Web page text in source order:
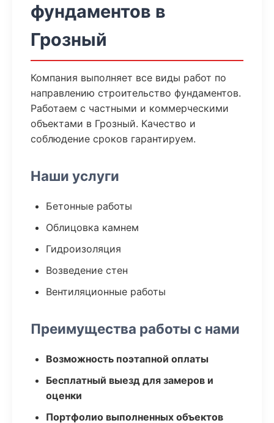
фундаментов в
Грозный
Компания выполняет все виды работ по
направлению строительство фундаментов.
Работаем с частными и коммерческими
объектами в Грозный. Качество и
соблюдение сроков гарантируем.
Наши услуги
Бетонные работы
Облицовка камнем
Гидроизоляция
Возведение стен
Вентиляционные работы
Преимущества работы с нами
Возможность поэтапной оплаты
Бесплатный выезд для замеров и
оценки
Портфолио выполненных объектов